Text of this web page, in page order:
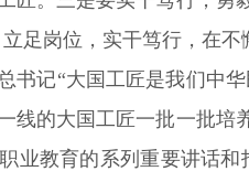
足岗位，实干笃行，在
书记“大国工匠是我们中
线的大国工匠一批一批培
业教育的系列重要讲话